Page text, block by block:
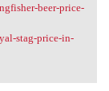
beer-price-
stag-price-in-